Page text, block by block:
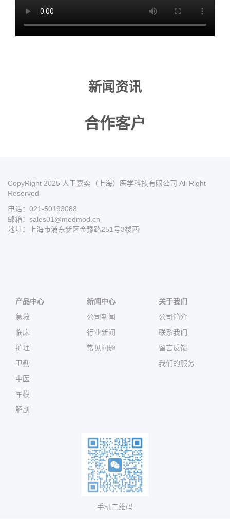
新闻资讯
合作客户
CopyRight 2025 人卫嘉奕（上海）医学科技有限公司 All Right
Reserved
电话：021-50193088
邮箱：sales01@medmod.cn
地址：上海市浦东新区金豫路251号3楼西
产品中心
急救
临床
护理
卫勤
中医
军模
解剖
新闻中心
公司新闻
行业新闻
常见问题
关于我们
公司简介
联系我们
留言反馈
我们的服务
手机二维码